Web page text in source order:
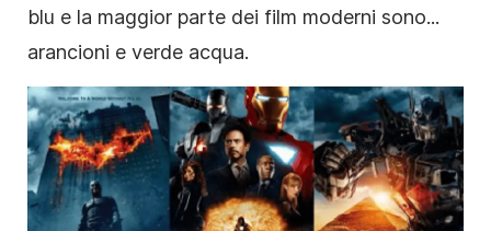
blu e la maggior parte dei film moderni sono...
arancioni e verde acqua.